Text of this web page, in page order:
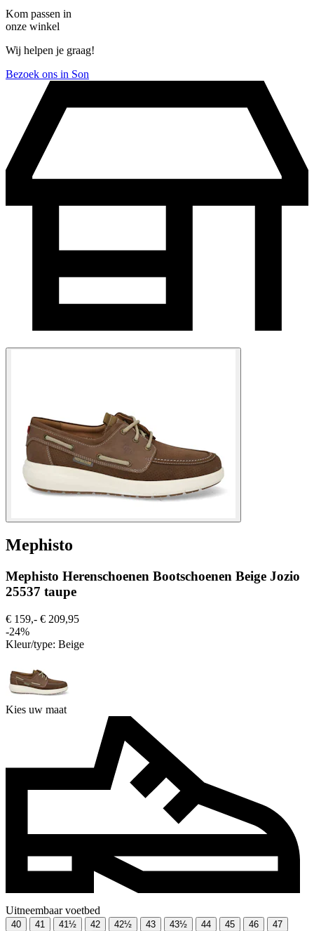
Kom passen in
onze winkel
Wij helpen je graag!
Bezoek ons in Son
Mephisto
Mephisto Herenschoenen Bootschoenen Beige Jozio
25537 taupe
€ 159,- € 209,95
-24%
Kleur/type: Beige
Kies uw maat
Uitneembaar voetbed
40 41 41½ 42 42½ 43 43½ 44 45 46 47